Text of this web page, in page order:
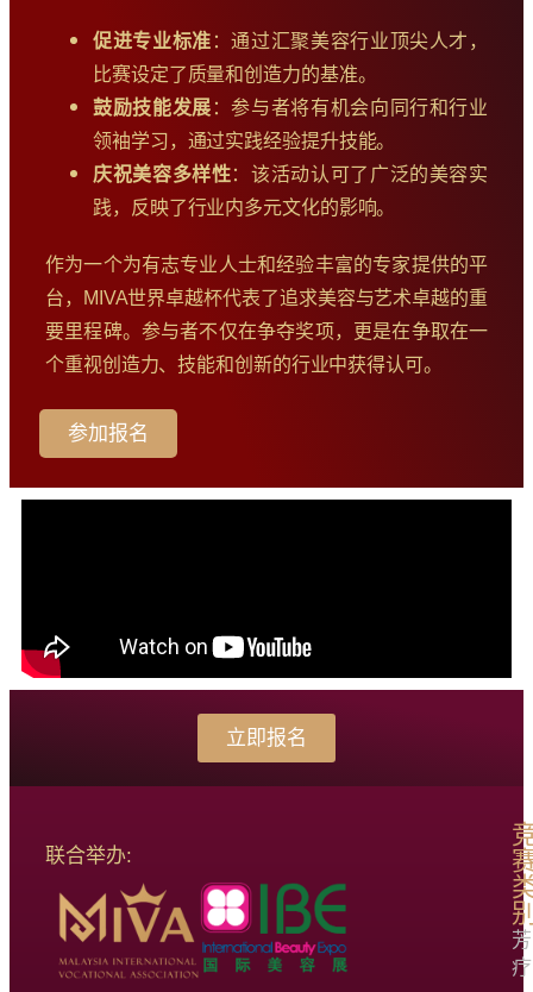
促进专业标准 ：通过汇聚美容行业顶尖人才，
比赛设定了质量和创造力的基准。
鼓励技能发展 ：参与者将有机会向同行和行业
领袖学习，通过实践经验提升技能。
庆祝美容多样性：该活动认可了广泛的美容实
践，反映了行业内多元文化的影响。
作为一个为有志专业人士和经验丰富的专家提供的平
台，MIVA世界卓越杯代表了追求美容与艺术卓越的重
要里程碑。参与者不仅在争夺奖项，更是在争取在一
个重视创造力、技能和创新的行业中获得认可。
参加报名
立即报名
联合举办:
芳
疗